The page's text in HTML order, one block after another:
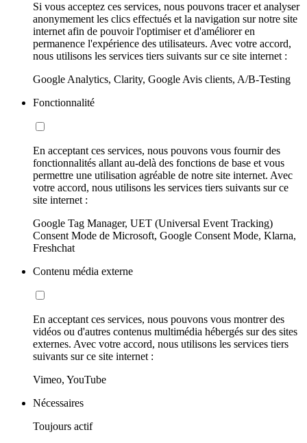
Si vous acceptez ces services, nous pouvons tracer et analyser
anonymement les clics effectués et la navigation sur notre site
internet afin de pouvoir l'optimiser et d'améliorer en
permanence l'expérience des utilisateurs. Avec votre accord,
nous utilisons les services tiers suivants sur ce site internet :
Google Analytics, Clarity, Google Avis clients, A/B-Testing
Fonctionnalité
En acceptant ces services, nous pouvons vous fournir des
fonctionnalités allant au-delà des fonctions de base et vous
permettre une utilisation agréable de notre site internet. Avec
votre accord, nous utilisons les services tiers suivants sur ce
site internet :
Google Tag Manager, UET (Universal Event Tracking)
Consent Mode de Microsoft, Google Consent Mode, Klarna,
Freshchat
Contenu média externe
En acceptant ces services, nous pouvons vous montrer des
vidéos ou d'autres contenus multimédia hébergés sur des sites
externes. Avec votre accord, nous utilisons les services tiers
suivants sur ce site internet :
Vimeo, YouTube
Nécessaires
Toujours actif